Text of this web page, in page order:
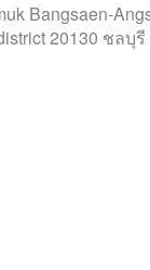
Bangsaen-
20130 ชลบุรี